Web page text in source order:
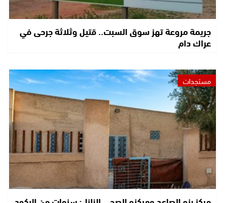
جريمة مروعة تهز سوق السبت.. قتيل وثلاثة جرحى في
عراك دام
مستجدات